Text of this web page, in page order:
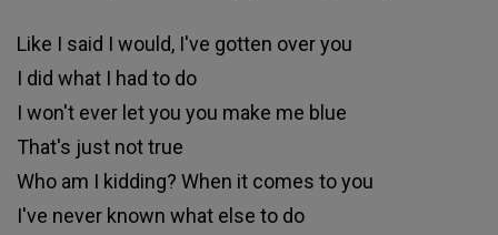
Like I said I would, I've gotten over you
I did what I had to do
I won't ever let you you make me blue
That's just not true
Who am I kidding? When it comes to you
I've never known what else to do